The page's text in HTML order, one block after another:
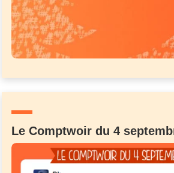
Le Comptwoir du 4